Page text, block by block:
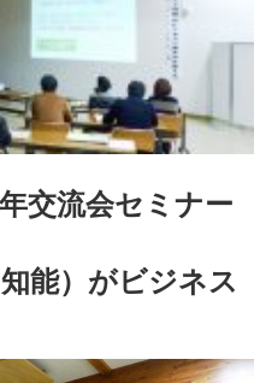
交流会セミナー
能）がビジネス